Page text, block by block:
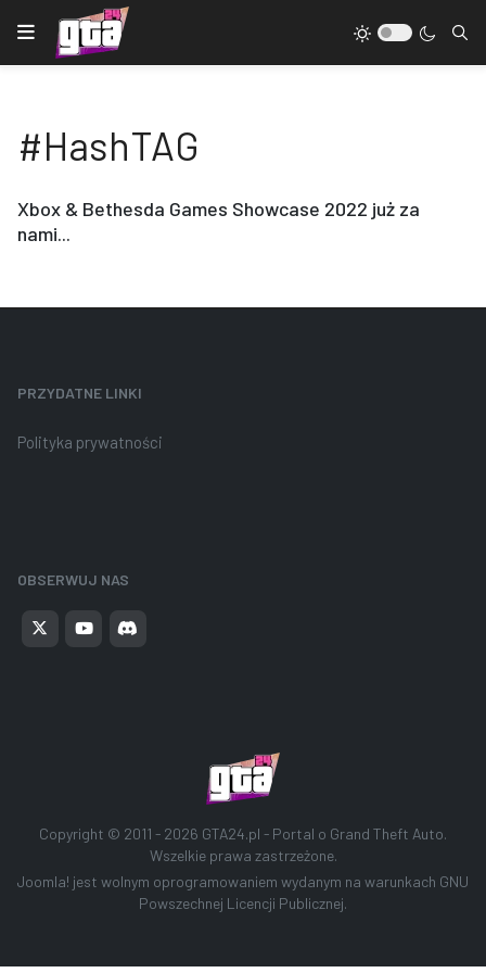
#HashTAG
Xbox & Bethesda Games Showcase 2022 już za
nami...
PRZYDATNE LINKI
Polityka prywatności
OBSERWUJ NAS
Copyright © 2011 - 2026 GTA24.pl - Portal o Grand Theft Auto.
Wszelkie prawa zastrzeżone.
Joomla! jest wolnym oprogramowaniem wydanym na warunkach GNU
Powszechnej Licencji Publicznej.